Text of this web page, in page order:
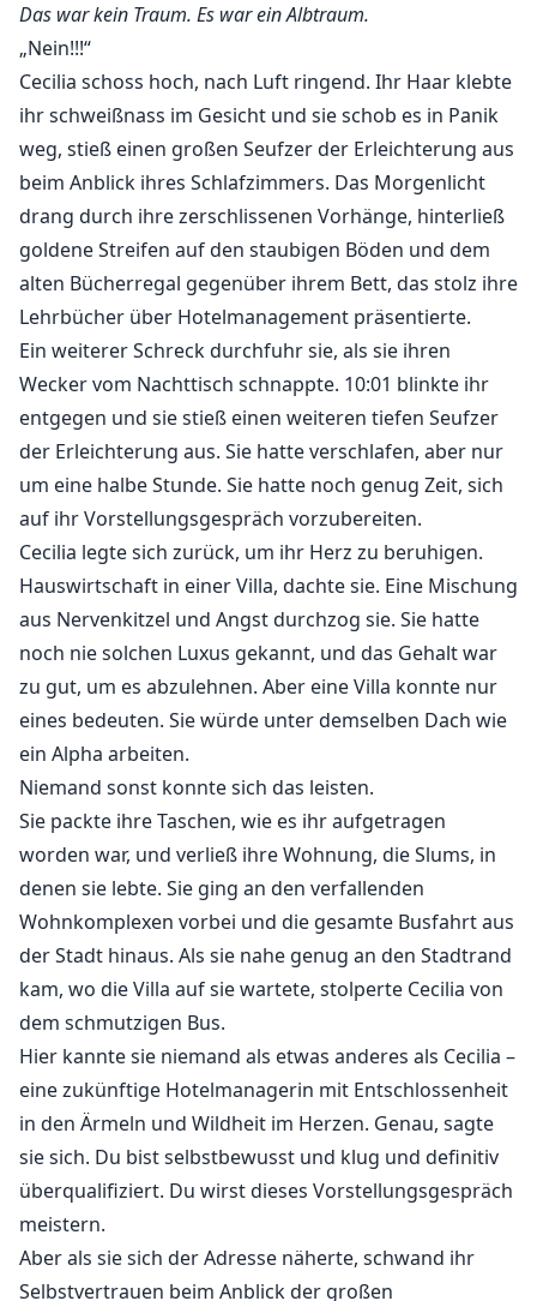
Das war kein Traum. Es war ein Albtraum.
„Nein!!!“
Cecilia schoss hoch, nach Luft ringend. Ihr Haar klebte
ihr schweißnass im Gesicht und sie schob es in Panik
weg, stieß einen großen Seufzer der Erleichterung aus
beim Anblick ihres Schlafzimmers. Das Morgenlicht
drang durch ihre zerschlissenen Vorhänge, hinterließ
goldene Streifen auf den staubigen Böden und dem
alten Bücherregal gegenüber ihrem Bett, das stolz ihre
Lehrbücher über Hotelmanagement präsentierte.
Ein weiterer Schreck durchfuhr sie, als sie ihren
Wecker vom Nachttisch schnappte. 10:01 blinkte ihr
entgegen und sie stieß einen weiteren tiefen Seufzer
der Erleichterung aus. Sie hatte verschlafen, aber nur
um eine halbe Stunde. Sie hatte noch genug Zeit, sich
auf ihr Vorstellungsgespräch vorzubereiten.
Cecilia legte sich zurück, um ihr Herz zu beruhigen.
Hauswirtschaft in einer Villa, dachte sie. Eine Mischung
aus Nervenkitzel und Angst durchzog sie. Sie hatte
noch nie solchen Luxus gekannt, und das Gehalt war
zu gut, um es abzulehnen. Aber eine Villa konnte nur
eines bedeuten. Sie würde unter demselben Dach wie
ein Alpha arbeiten.
Niemand sonst konnte sich das leisten.
Sie packte ihre Taschen, wie es ihr aufgetragen
worden war, und verließ ihre Wohnung, die Slums, in
denen sie lebte. Sie ging an den verfallenden
Wohnkomplexen vorbei und die gesamte Busfahrt aus
der Stadt hinaus. Als sie nahe genug an den Stadtrand
kam, wo die Villa auf sie wartete, stolperte Cecilia von
dem schmutzigen Bus.
Hier kannte sie niemand als etwas anderes als Cecilia –
eine zukünftige Hotelmanagerin mit Entschlossenheit
in den Ärmeln und Wildheit im Herzen. Genau, sagte
sie sich. Du bist selbstbewusst und klug und definitiv
überqualifiziert. Du wirst dieses Vorstellungsgespräch
meistern.
Aber als sie sich der Adresse näherte, schwand ihr
Selbstvertrauen beim Anblick der großen